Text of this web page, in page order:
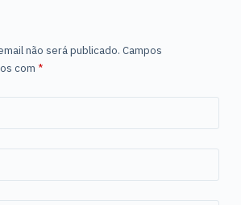
não será publicado. Campos
com *